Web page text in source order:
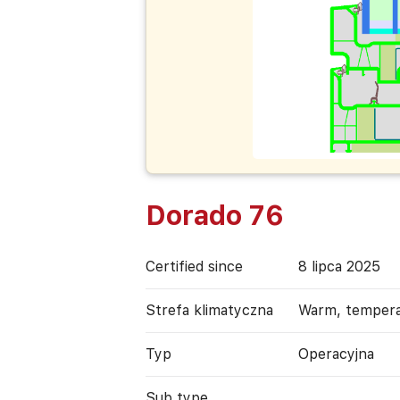
Dorado 76
Certified since 8 lipca 2025
Strefa klimatyczna Warm,
Typ Operacyjna